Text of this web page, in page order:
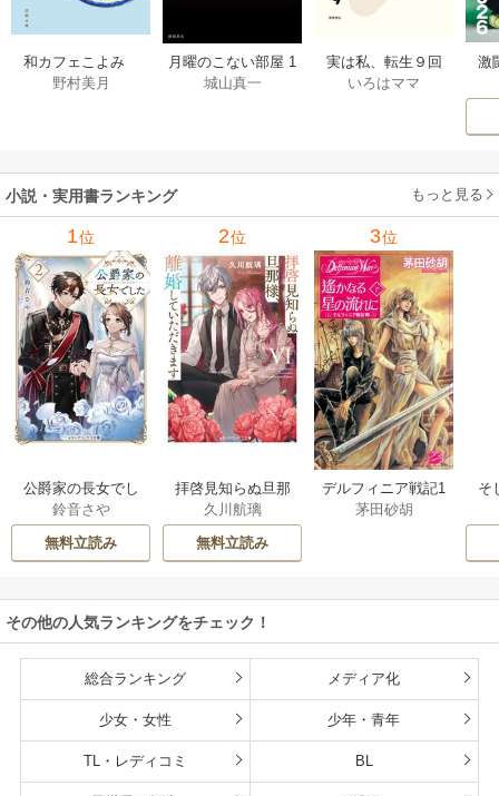
和カフェこよみ
五月くんの夏のお
野村美月
月曜のこない部屋 1
巻
城山真一
実は私、転生９回
生です マンガ
いろはママ
激
小説・実用書ランキング もっと見る
1位
公爵家の長女でし
た
鈴音さや
無料立読み
2位
拝啓見知らぬ旦那
様、離婚していた
だきます
久川航璃
無料立読み
3位
デルフィニア戦記1
茅田砂胡
そ
その他の人気ランキングをチェック！
総合ランキング メディア化
少女・女性 少年・青年
TL・レディコミ BL